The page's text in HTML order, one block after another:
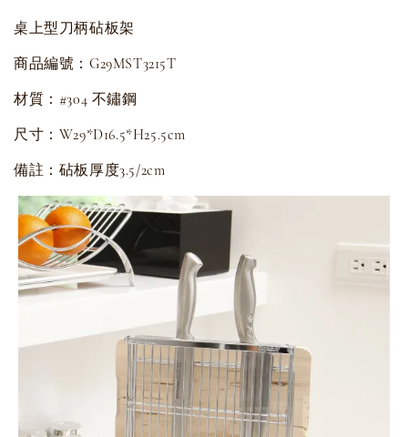
桌上型刀柄砧板架
商品編號：G29MST3215T
材質：#304 不鏽鋼
尺寸：W29*D16.5*H25.5cm
備註：砧板厚度3.5/2cm